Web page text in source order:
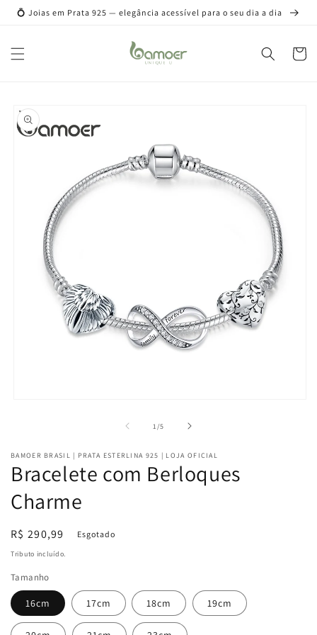
para o
💍 Joias em Prata 925 — elegância acessível para o seu dia a dia
as
informações
do produto
modal
1 /de
5
BAMOER BRASIL | PRATA ESTERLINA 925 | LOJA OFICIAL
Bracelete com Berloques
Charme
Preço
normal
R$ 290,99 Esgotado
Tributo incluído.
Tamanho
16cm 17cm 18cm 19cm